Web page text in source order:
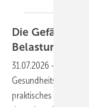
Die
Belastung (GBU
31.07.2026 -
Gesundheitsschutz
praktisches